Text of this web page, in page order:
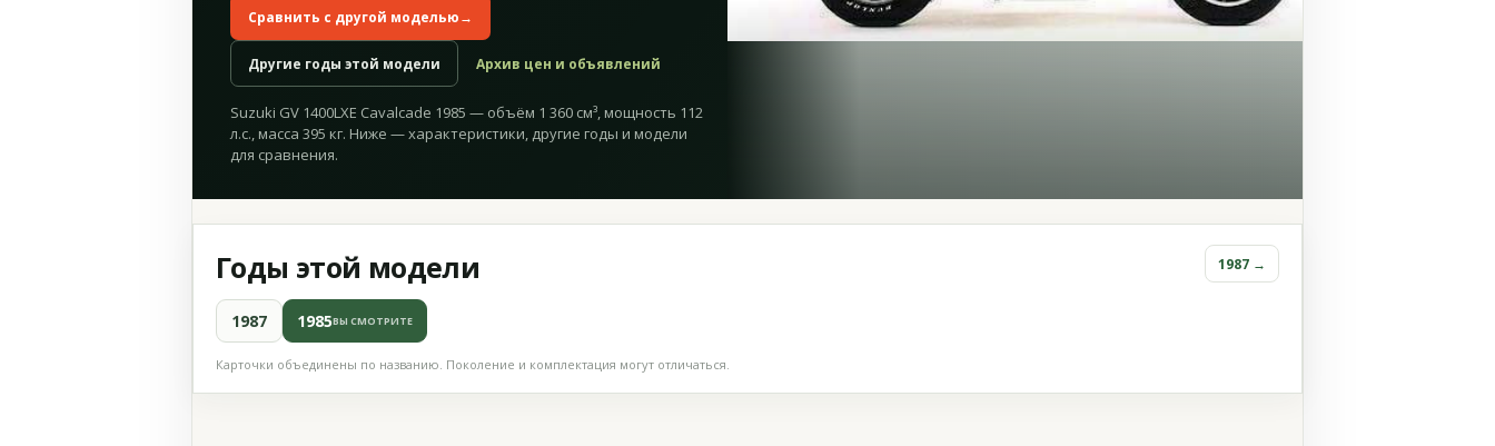
Сравнить с другой моделью→
Другие годы этой модели Архив цен и объявлений
Suzuki GV 1400LXE Cavalcade 1985 — объём 1 360 см³, мощность 112
л.с., масса 395 кг. Ниже — характеристики, другие годы и модели
для сравнения.
Годы этой модели 1987 →
1987 1985ВЫ СМОТРИТЕ
Карточки объединены по названию. Поколение и комплектация могут отличаться.